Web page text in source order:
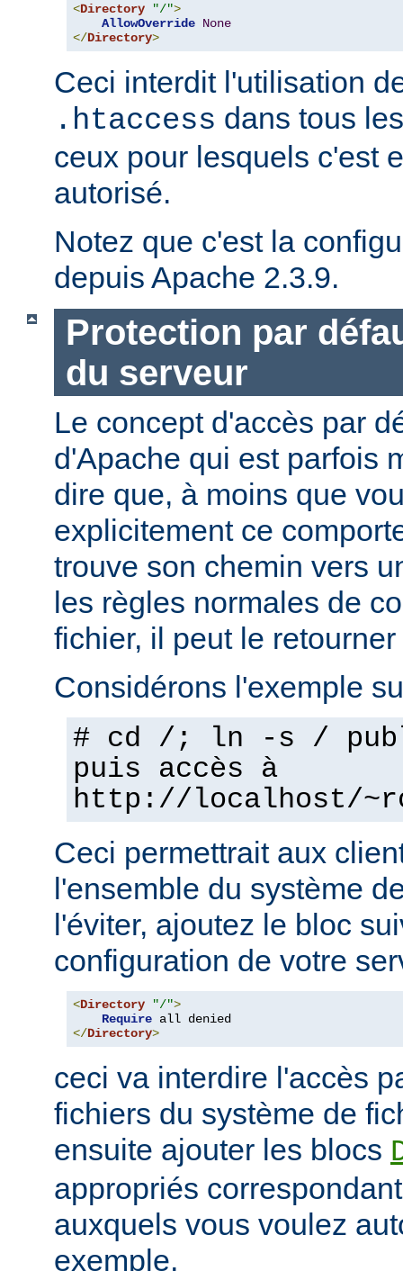
<Directory "/">
AllowOverride None
</Directory>
Ceci interdit l'utilisation
.htaccess dans tous
ceux pour lesquels c'est
autorisé.
Notez que c'est la
depuis Apache 2.3.9.
Protection par
du serveur
Le concept d'accès par
d'Apache qui est parfois
dire que, à moins que
explicitement ce
trouve son chemin vers
les règles normales de
fichier, il peut le
Considérons l'exemple
# cd /; ln -s /
puis accès à
http://localhost/
Ceci permettrait aux
l'ensemble du système
l'éviter, ajoutez le bloc
configuration de votre
<Directory "/">
Require
</Directory>
ceci va interdire l'accès
fichiers du système de
ensuite ajouter les blocs
appropriés
auxquels vous voulez
exemple,